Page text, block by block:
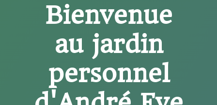
Bienvenue
au jardin
personnel